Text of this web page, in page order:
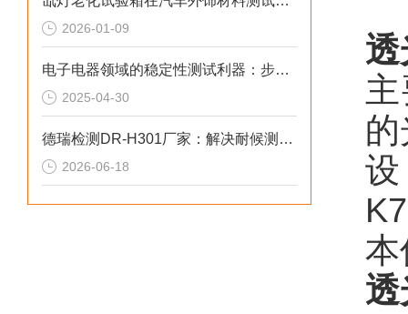
2026-01-09
电子电器领域的稳定性测试利器：步入式恒温恒试验湿箱
2025-04-30
德瑞检测DR-H301厂家：解决耐候测试失真的2026选型标准
2026-06-18
本